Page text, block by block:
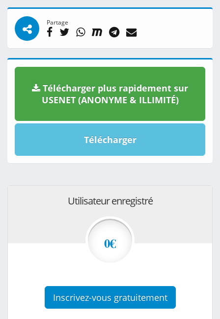
Partage
Télécharger plus rapidement sur
USENET (ANONYME & ILLIMITÉ)
Télécharger
Utilisateur enregistré
0€
Inscrivez-vous gratuitement